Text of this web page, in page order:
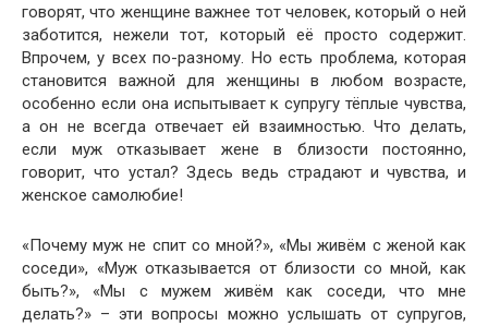
говорят, что женщине важнее тот человек, который о ней
заботится, нежели тот, который её просто содержит.
Впрочем, у всех по-разному. Но есть проблема, которая
становится важной для женщины в любом возрасте,
особенно если она испытывает к супругу тёплые чувства,
а он не всегда отвечает ей взаимностью. Что делать,
если муж отказывает жене в близости постоянно,
говорит, что устал? Здесь ведь страдают и чувства, и
женское самолюбие!
«Почему муж не спит со мной?», «Мы живём с женой как
соседи», «Муж отказывается от близости со мной, как
быть?», «Мы с мужем живём как соседи, что мне
делать?» – эти вопросы можно услышать от супругов,